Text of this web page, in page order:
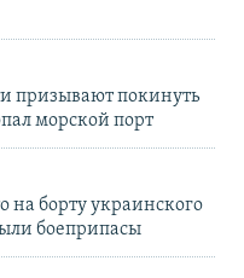
призывают покинуть
морской порт
борту украинского
боеприпасы